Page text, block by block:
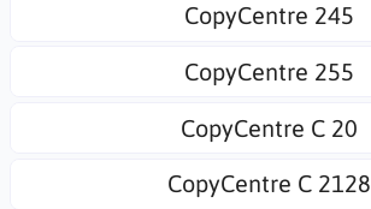
CopyCentre 245
CopyCentre 255
CopyCentre C 20
CopyCentre C 2128